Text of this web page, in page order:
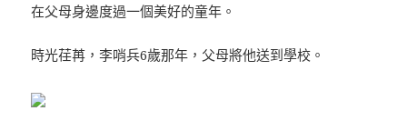
在父母身邊度過一個美好的童年。
時光荏苒，李哨兵6歲那年，父母將他送到學校。